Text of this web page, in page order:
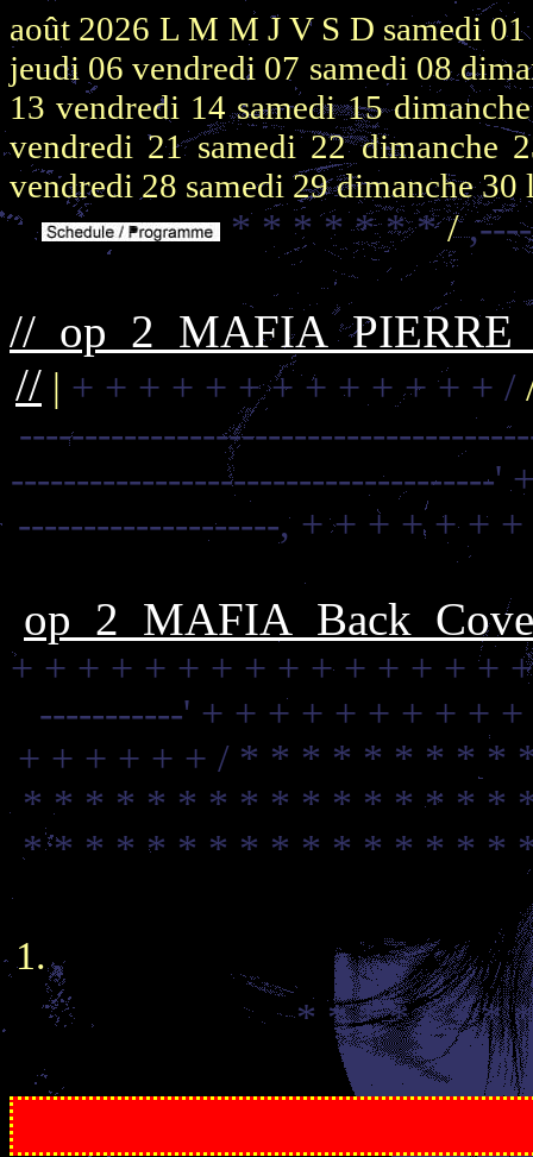
août 2026 L M M J V S D samedi
jeudi 06vendredi 07 samedi 08
13vendredi 14samedi 15
vendredi 21samedi 22dimanche
vendredi 28 samedi 29dimanche 30
* * * * * * */
//
// | + + + + + + + + + + + + + /
-------------------------------------'
--------------------, + + + + + +
+ + + + + + + + + + + + + + +
-----------' + + + + + + + + +
+ + + + + + / * * * * * * * * *
* * * * * * * * * * * * * * * *
* * * * * * * * * * * * * * * *
* * * * * * *